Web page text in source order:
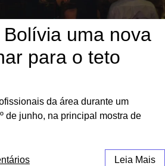
uma nova
para o teto
da área durante um
de junho, na principal mostra de
Leia Mais